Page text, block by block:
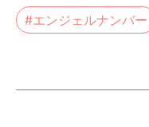
#エンジェルナンバー